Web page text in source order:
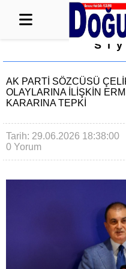
AK PARTI SÖZCÜSÜ
OLAYLARINA ILIŞKIN
KARARINA TEPKI
Tarih: 29.06.2026 18:38:00
0 Yorum